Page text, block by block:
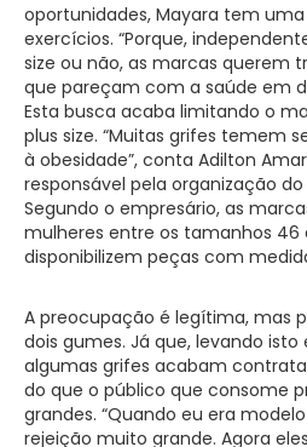
oportunidades, Mayara tem
exercícios. “Porque,
size ou não, as marcas querem
que pareçam com a saúde em
Esta busca acaba limitando o
plus size. “Muitas grifes temem
à obesidade”, conta Adilton
responsável pela organização do
Segundo o empresário, as
mulheres entre os tamanhos 46
disponibilizem peças com
A preocupação é legítima, mas
dois gumes. Já que, levando
algumas grifes acabam
do que o público que consome
grandes. “Quando eu era
rejeição muito grande. Agora